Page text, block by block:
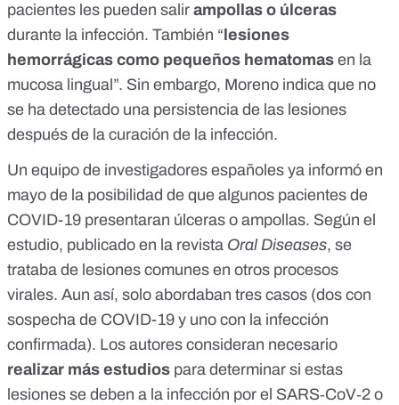
pacientes les pueden salir ampollas o úlceras
durante la infección. También “ lesiones
hemorrágicas como pequeños hematomas en la
mucosa lingual”. Sin embargo, Moreno indica que no
se ha detectado una persistencia de las lesiones
después de la curación de la infección.
Un equipo de investigadores españoles ya informó en
mayo de la posibilidad de que algunos pacientes de
COVID-19 presentaran úlceras o ampollas. Según el
estudio, publicado en la revista Oral Diseases, se
trataba de lesiones comunes en otros procesos
virales. Aun así, solo abordaban tres casos (dos con
sospecha de COVID-19 y uno con la infección
confirmada). Los autores consideran necesario
realizar más estudios para determinar si estas
lesiones se deben a la infección por el SARS‐CoV‐2 o